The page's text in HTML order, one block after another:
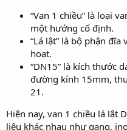
“Van 1 chiều” là loại
một hướng cố định.
“Lá lật” là bộ phận
hoạt.
“DN15” là kích thước
đường kính 15mm,
21.
Hiện nay, van 1 chiều lá lật
liệu khác nhau như gang,